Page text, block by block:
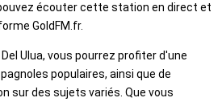
écouter cette station en direct et
GoldFM.fr.
Ulua, vous pourrez profiter d'une
populaires, ainsi que de
sur des sujets variés. Que vous